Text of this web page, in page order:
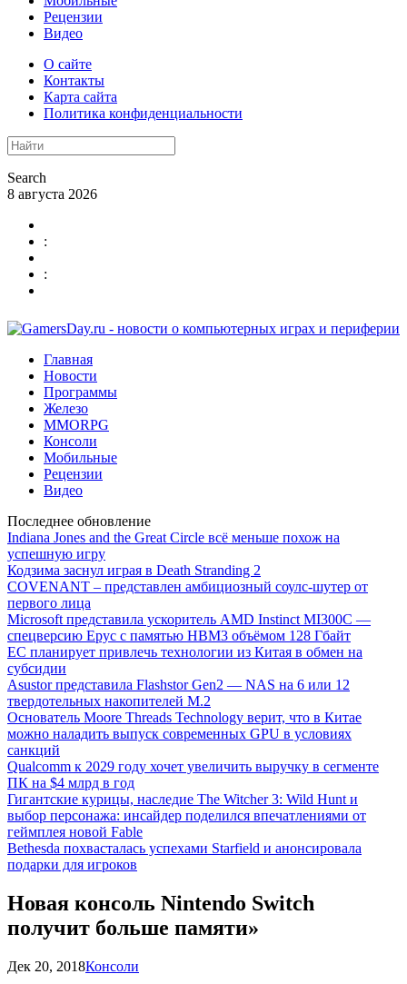
Рецензии
Видео
О сайте
Контакты
Карта сайта
Политика конфиденциальности
Search
8 августа 2026
:
:
Главная
Новости
Программы
Железо
MMORPG
Консоли
Мобильные
Рецензии
Видео
Последнее обновление
Indiana Jones and the Great Circle всё меньше похож на
успешную игру
Кодзима заснул играя в Death Stranding 2
COVENANT – представлен амбициозный соулс-шутер от
первого лица
Microsoft представила ускоритель AMD Instinct MI300C —
спецверсию Epyc с памятью HBM3 объёмом 128 Гбайт
ЕС планирует привлечь технологии из Китая в обмен на
субсидии
Asustor представила Flashstor Gen2 — NAS на 6 или 12
твердотельных накопителей M.2
Основатель Moore Threads Technology верит, что в Китае
можно наладить выпуск современных GPU в условиях
санкций
Qualcomm к 2029 году хочет увеличить выручку в сегменте
ПК на $4 млрд в год
Гигантские курицы, наследие The Witcher 3: Wild Hunt и
выбор персонажа: инсайдер поделился впечатлениями от
геймплея новой Fable
Bethesda похвасталась успехами Starfield и анонсировала
подарки для игроков
Новая консоль Nintendo Switch
получит больше памяти»
Дек 20, 2018Консоли